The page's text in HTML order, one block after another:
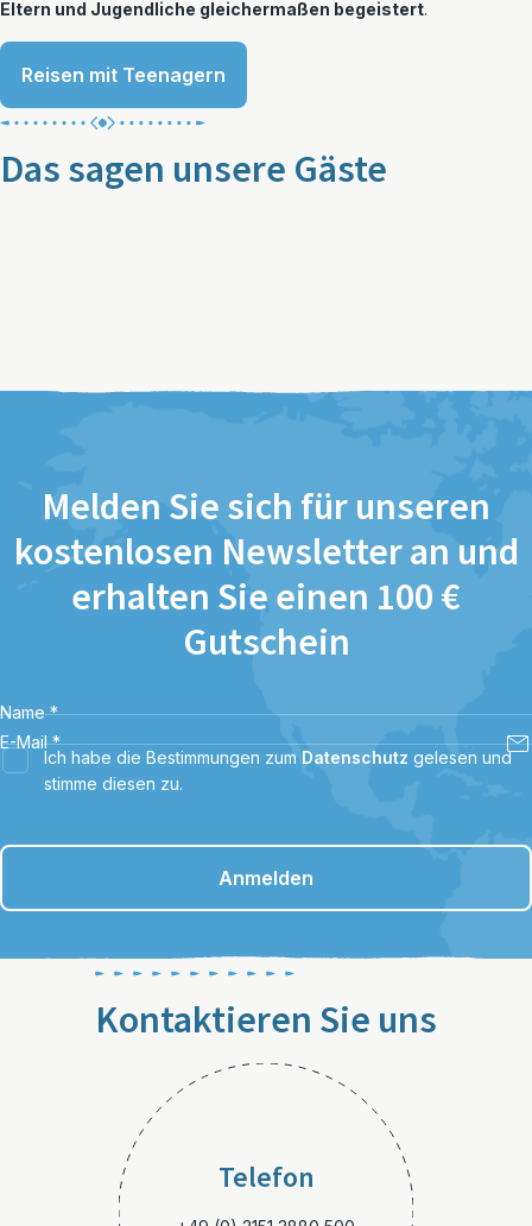
Eltern und Jugendliche gleichermaßen begeistert.
Reisen mit Teenagern
Das sagen unsere Gäste
Melden Sie sich für unseren
kostenlosen Newsletter an und
erhalten Sie einen 100 €
Gutschein
Name *
E-Mail *
Ich habe die Bestimmungen zum Datenschutz gelesen und
stimme diesen zu.
Anmelden
Kontaktieren Sie uns
Telefon